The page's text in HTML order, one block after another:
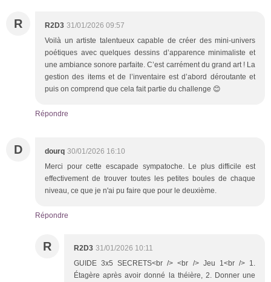
R R2D3 31/01/2026 09:57
Voilà un artiste talentueux capable de créer des mini-univers
poétiques avec quelques dessins d’apparence minimaliste et
une ambiance sonore parfaite. C’est carrément du grand art ! La
gestion des items et de l’inventaire est d’abord déroutante et
puis on comprend que cela fait partie du challenge 😊
Répondre
D dourq 30/01/2026 16:10
Merci pour cette escapade sympatoche. Le plus difficile est
effectivement de trouver toutes les petites boules de chaque
niveau, ce que je n'ai pu faire que pour le deuxième.
Répondre
R R2D3 31/01/2026 10:11
GUIDE 3x5 SECRETS<br /> <br /> Jeu 1<br /> 1.
Étagère après avoir donné la théière, 2. Donner une